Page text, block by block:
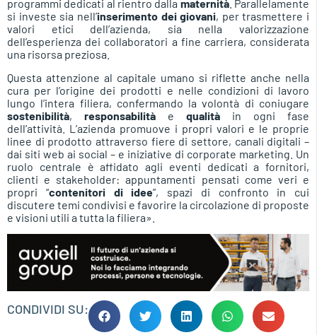
programmi dedicati al rientro dalla maternità. Parallelamente
si investe sia nell’inserimento dei giovani, per trasmettere i
valori etici dell’azienda, sia nella valorizzazione
dell’esperienza dei collaboratori a fine carriera, considerata
una risorsa preziosa.
Questa attenzione al capitale umano si riflette anche nella
cura per l’origine dei prodotti e nelle condizioni di lavoro
lungo l’intera filiera, confermando la volontà di coniugare
sostenibilità, responsabilità e qualità in ogni fase
dell’attività. L’azienda promuove i propri valori e le proprie
linee di prodotto attraverso fiere di settore, canali digitali –
dai siti web ai social – e iniziative di corporate marketing. Un
ruolo centrale è affidato agli eventi dedicati a fornitori,
clienti e stakeholder: appuntamenti pensati come veri e
propri “contenitori di idee”, spazi di confronto in cui
discutere temi condivisi e favorire la circolazione di proposte
e visioni utili a tutta la filiera».
CONDIVIDI SU: